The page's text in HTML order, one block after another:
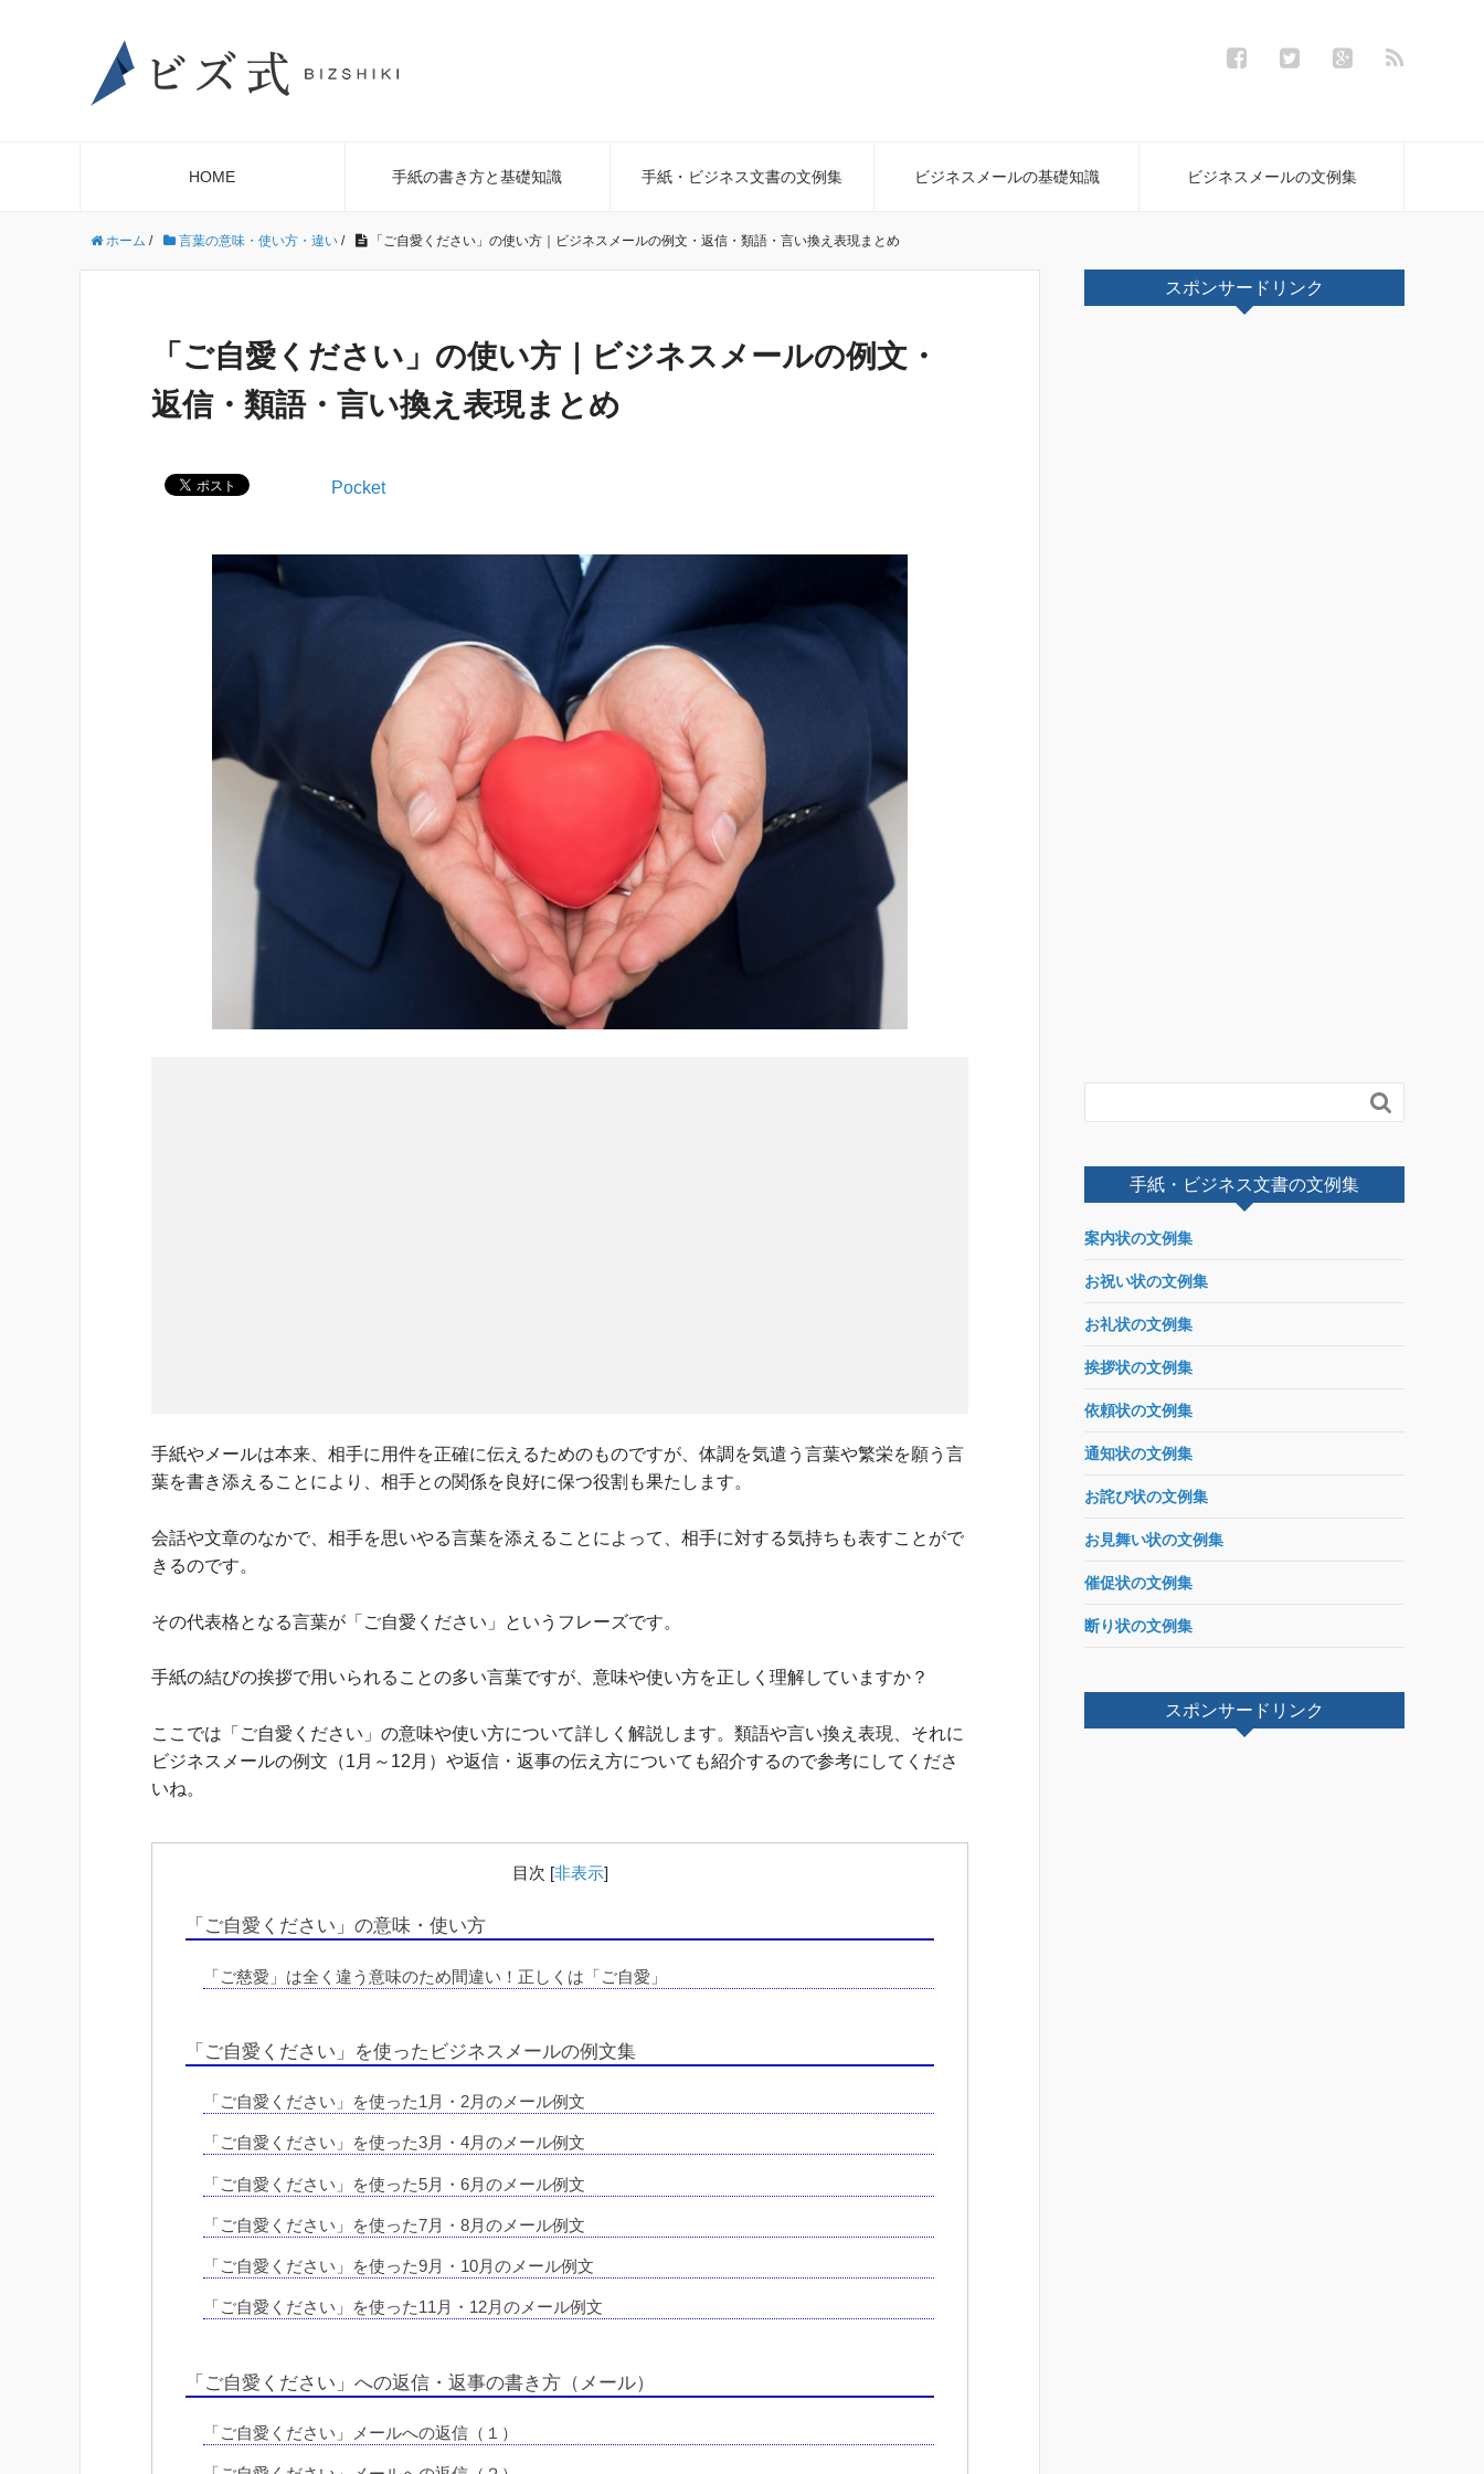
HOME 手紙の書き方と基礎知識 手紙・ビジネス文書の文例集 ビジネスメールの基礎知識 ビジネスメールの文例集
ホーム / 言葉の意味・使い方・違い / 「ご自愛ください」の使い方｜ビジネスメールの例文・返信・類語・言い換え表現まとめ
「ご自愛ください」の使い方｜ビジネスメールの例文・
返信・類語・言い換え表現まとめ
Pocket
手紙やメールは本来、相手に用件を正確に伝えるためのものですが、体調を気遣う言葉や繁栄を願う言
葉を書き添えることにより、相手との関係を良好に保つ役割も果たします。
会話や文章のなかで、相手を思いやる言葉を添えることによって、相手に対する気持ちも表すことがで
きるのです。
その代表格となる言葉が「ご自愛ください」というフレーズです。
手紙の結びの挨拶で用いられることの多い言葉ですが、意味や使い方を正しく理解していますか？
ここでは「ご自愛ください」の意味や使い方について詳しく解説します。類語や言い換え表現、それに
ビジネスメールの例文（1月～12月）や返信・返事の伝え方についても紹介するので参考にしてくださ
いね。
目次 [非表示]
「ご自愛ください」の意味・使い方
「ご慈愛」は全く違う意味のため間違い！正しくは「ご自愛」
「ご自愛ください」を使ったビジネスメールの例文集
「ご自愛ください」を使った1月・2月のメール例文
「ご自愛ください」を使った3月・4月のメール例文
「ご自愛ください」を使った5月・6月のメール例文
「ご自愛ください」を使った7月・8月のメール例文
「ご自愛ください」を使った9月・10月のメール例文
「ご自愛ください」を使った11月・12月のメール例文
「ご自愛ください」への返信・返事の書き方（メール）
「ご自愛ください」メールへの返信（１）
スポンサードリンク

手紙・ビジネス文書の文例集
案内状の文例集
お祝い状の文例集
お礼状の文例集
挨拶状の文例集
依頼状の文例集
通知状の文例集
お詫び状の文例集
お見舞い状の文例集
催促状の文例集
断り状の文例集
スポンサードリンク